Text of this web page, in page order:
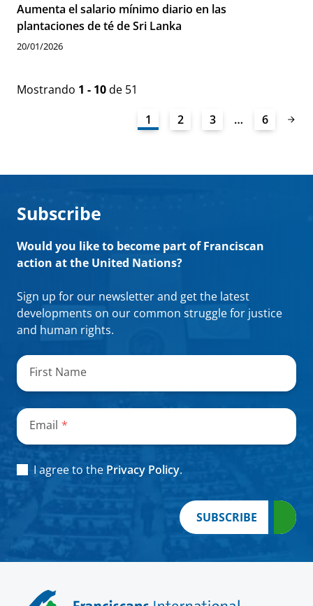
Aumenta el salario mínimo diario en las
plantaciones de té de Sri Lanka
20/01/2026
Mostrando 1 - 10de 51
1
2 3 … 6
Subscribe
Would you like to become part of Franciscan
action at the United Nations?
Sign up for our newsletter and get the latest
developments on our common struggle for justice
and human rights.
" *"
señala
los
campos
obligatorios
First Name
Email *
Consent *
I agree to the Privacy Policy.
SUBSCRIBE